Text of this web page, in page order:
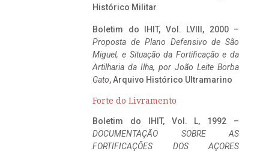
Histórico Militar
Boletim do IHIT, Vol. LVIII, 2000 –
Proposta de Plano Defensivo de São
Miguel, e Situação da Fortificação e da
Artilharia da Ilha, por João Leite Borba
Gato, Arquivo Histórico Ultramarino
Forte do Livramento
Boletim do IHIT, Vol. L, 1992 –
DOCUMENTAÇÃO SOBRE AS
FORTIFICAÇÕES DOS AÇORES